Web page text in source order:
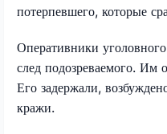
потерпевшего, которые
Оперативники
след подозреваемого. Им
Его задержали,
кражи.